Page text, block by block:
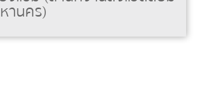
านคร)